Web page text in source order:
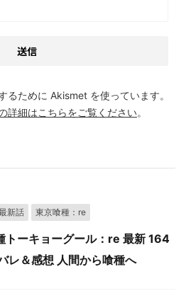
るために Akismet を使っています。
詳細はこちらをご覧ください。
新話 東京喰種：re
トーキョーグール：re 最新 164
レ＆感想 人間から喰種へ